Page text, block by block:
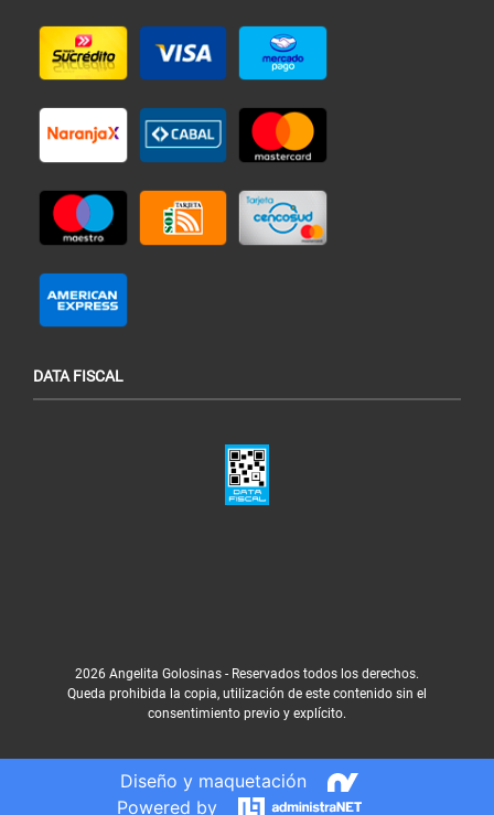
DATA FISCAL
2026 Angelita Golosinas - Reservados todos los derechos.
Queda prohibida la copia, utilización de este contenido sin el
consentimiento previo y explícito.
Diseño y maquetación
Powered by